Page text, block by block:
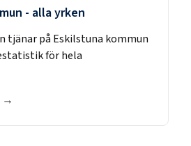
- alla yrken
tjänar på Eskilstuna kommun
för hela
→